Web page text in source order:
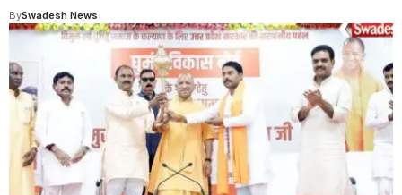
BySwadesh News